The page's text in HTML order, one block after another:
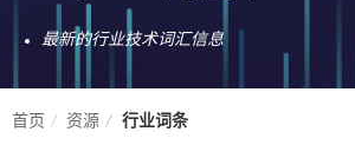
最新的行业技术词汇信息
首页 资源 行业词条